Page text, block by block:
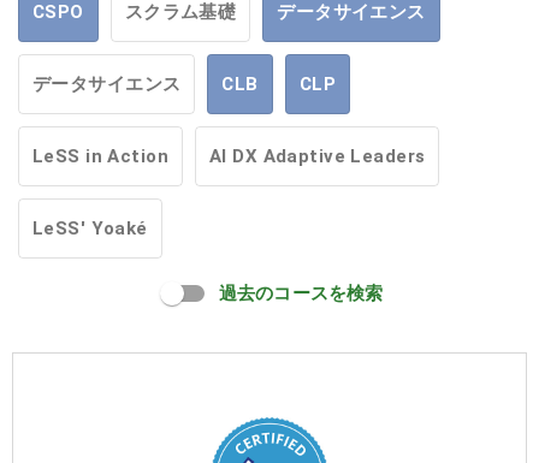
CSPO スクラム基礎 データサイエンス
データサイエンス CLB CLP
LeSS in Action AI DX Adaptive Leaders
LeSS' Yoaké
過去のコースを検索